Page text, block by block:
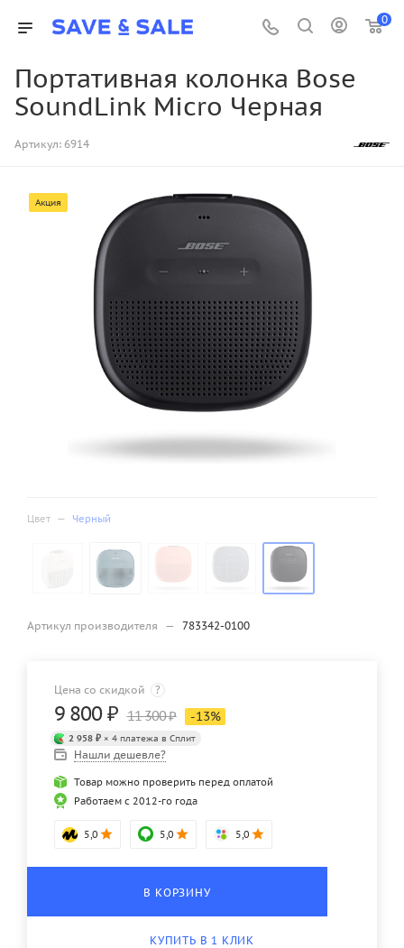
0
Портативная колонка Bose
SoundLink Micro Черная
Артикул: 6914
Акция
Цвет — Черный
Артикул производителя — 783342-0100
Цена со скидкой ?
9 800 ₽ 11 300₽ -13%
2 958 ₽ × 4 платежа в Сплит
Нашли дешевле?
Товар можно проверить перед оплатой
Работаем с 2012-го года
5,0 5,0 5,0
В КОРЗИНУ
КУПИТЬ В 1 КЛИК